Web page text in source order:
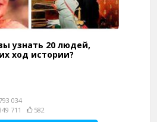
узнать 20 людей,
ход истории?
034
711
582